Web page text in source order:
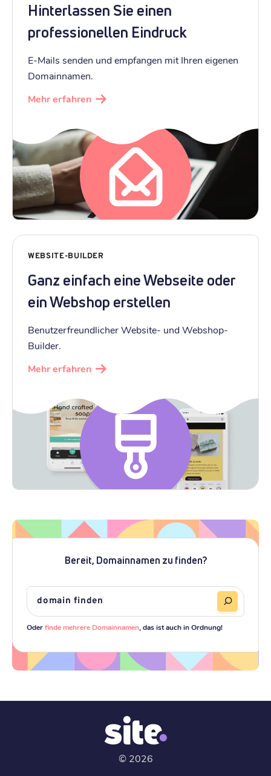
Hinterlassen Sie einen
professionellen Eindruck
E-Mails senden und empfangen mit Ihren eigenen
Domainnamen.
Mehr erfahren
WEBSITE-BUILDER
Ganz einfach eine Webseite oder
ein Webshop erstellen
Benutzerfreundlicher Website- und Webshop-
Builder.
Mehr erfahren
Bereit, Domainnamen zu finden?
Oderfinde mehrere Domainnamen , das ist auch in Ordnung!
© 2026